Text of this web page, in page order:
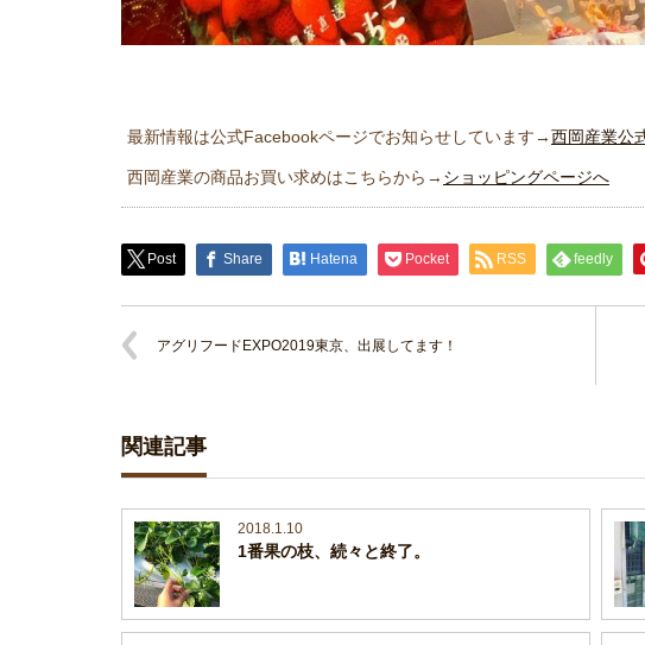
最新情報は公式Facebookページでお知らせしています→西岡産業公
西岡産業の商品お買い求めはこちらから→ ショッピングページへ
Post Share Hatena Pocket RSS feedly
アグリフードEXPO2019東京、出展してます！
関連記事
2018.1.10
1番果の枝、続々と終了。